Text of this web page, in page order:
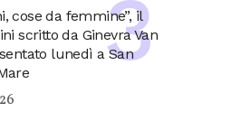
cose da femmine”, il
scritto da Ginevra Van
lunedì a San